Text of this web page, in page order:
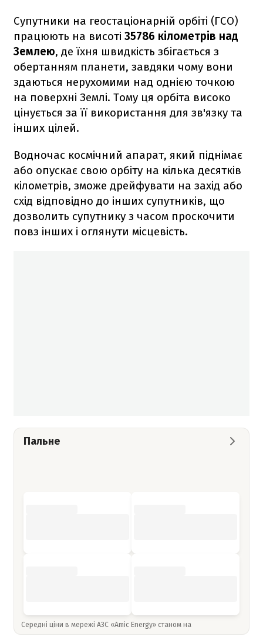
Супутники на геостаціонарній орбіті (ГСО)
працюють на висоті 35786 кілометрів над
Землею, де їхня швидкість збігається з
обертанням планети, завдяки чому вони
здаються нерухомими над однією точкою
на поверхні Землі. Тому ця орбіта високо
цінується за її використання для зв'язку та
інших цілей.
Водночас космічний апарат, який піднімає
або опускає свою орбіту на кілька десятків
кілометрів, зможе дрейфувати на захід або
схід відповідно до інших супутників, що
дозволить супутнику з часом проскочити
повз інших і оглянути місцевість.
Пальне
Середні ціни в мережі АЗС «Amic Energy» станом на